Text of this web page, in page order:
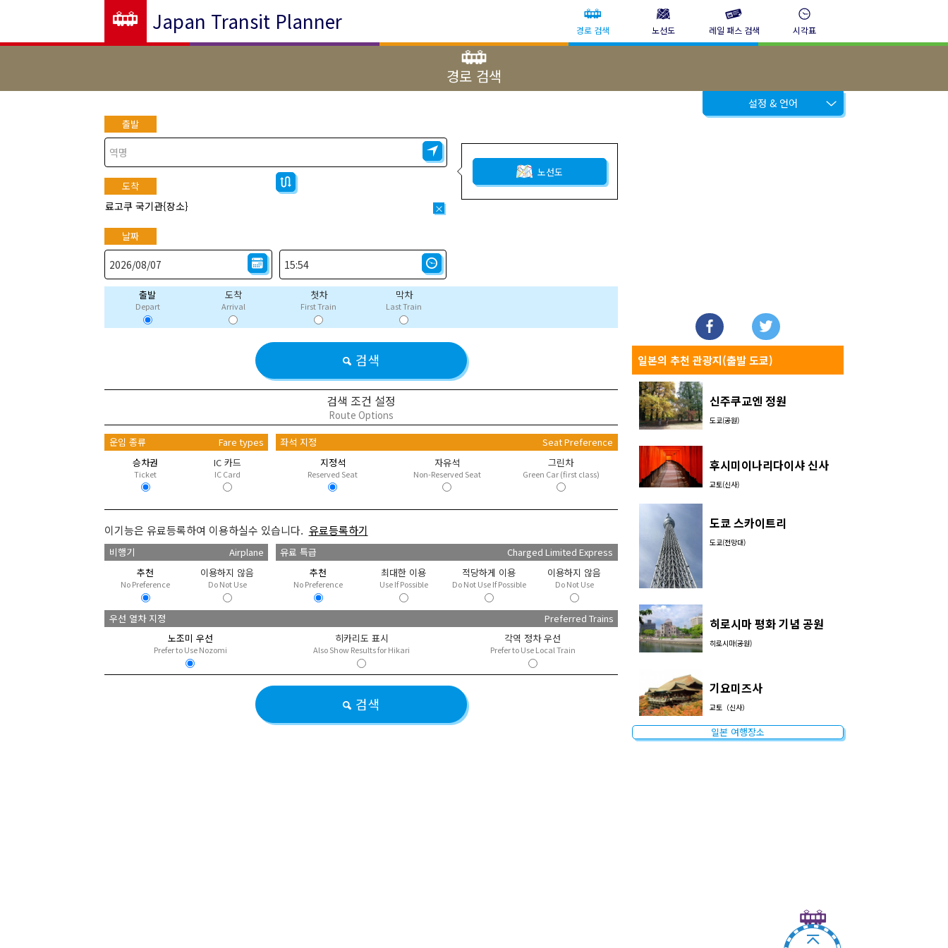
Japan Transit Planner 경로 검색 노선도 레일 패스 검색 시각표
경로 검색
설정 & 언어
출발
도착
료고쿠 국기관{장소} ×
노선도
날짜
출발
Depart
도착
Arrival
첫차
First Train
막차
Last Train
검색
검색 조건 설정
Route Options
운임 종류
Fare types
승차권
Ticket
IC 카드
IC Card
좌석 지정
Seat Preference
지정석
Reserved Seat
자유석
Non-Reserved Seat
그린차
Green Car (first class)
이기능은 유료등록하여 이용하실수 있습니다. 유료등록하기
비행기
Airplane
추천
No Preference
이용하지 않음
Do Not Use
유료 특급
Charged Limited Express
추천
No Preference
최대한 이용
Use If Possible
적당하게 이용
Do Not Use If Possible
이용하지 않음
Do Not Use
우선 열차 지정
Preferred Trains
노조미 우선
Prefer to Use Nozomi
히카리도 표시
Also Show Results for Hikari
각역 정차 우선
Prefer to Use Local Train
검색
일본의 추천 관광지(출발 도쿄)
신주쿠교엔 정원
도쿄(공원)
후시미이나리다이샤 신사
교토(신사)
도쿄 스카이트리
도쿄(전망대)
히로시마 평화 기념 공원
히로시마(공원)
기요미즈사
교토（신사）
일본 여행장소